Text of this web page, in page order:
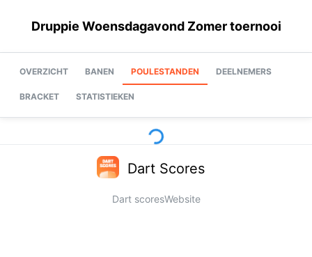
Druppie Woensdagavond Zomer toernooi
OVERZICHT BANEN POULESTANDEN DEELNEMERS
BRACKET STATISTIEKEN
Dart Scores
Dart scoresWebsite